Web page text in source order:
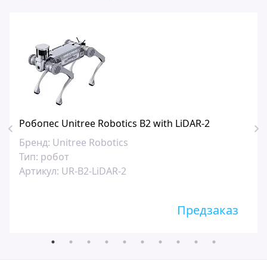
Робопес Unitree Robotics B2 with LiDAR-2
Бренд: Unitree Robotics
Тип: робот
Артикул: UR-B2-LiDAR-2
Предзаказ